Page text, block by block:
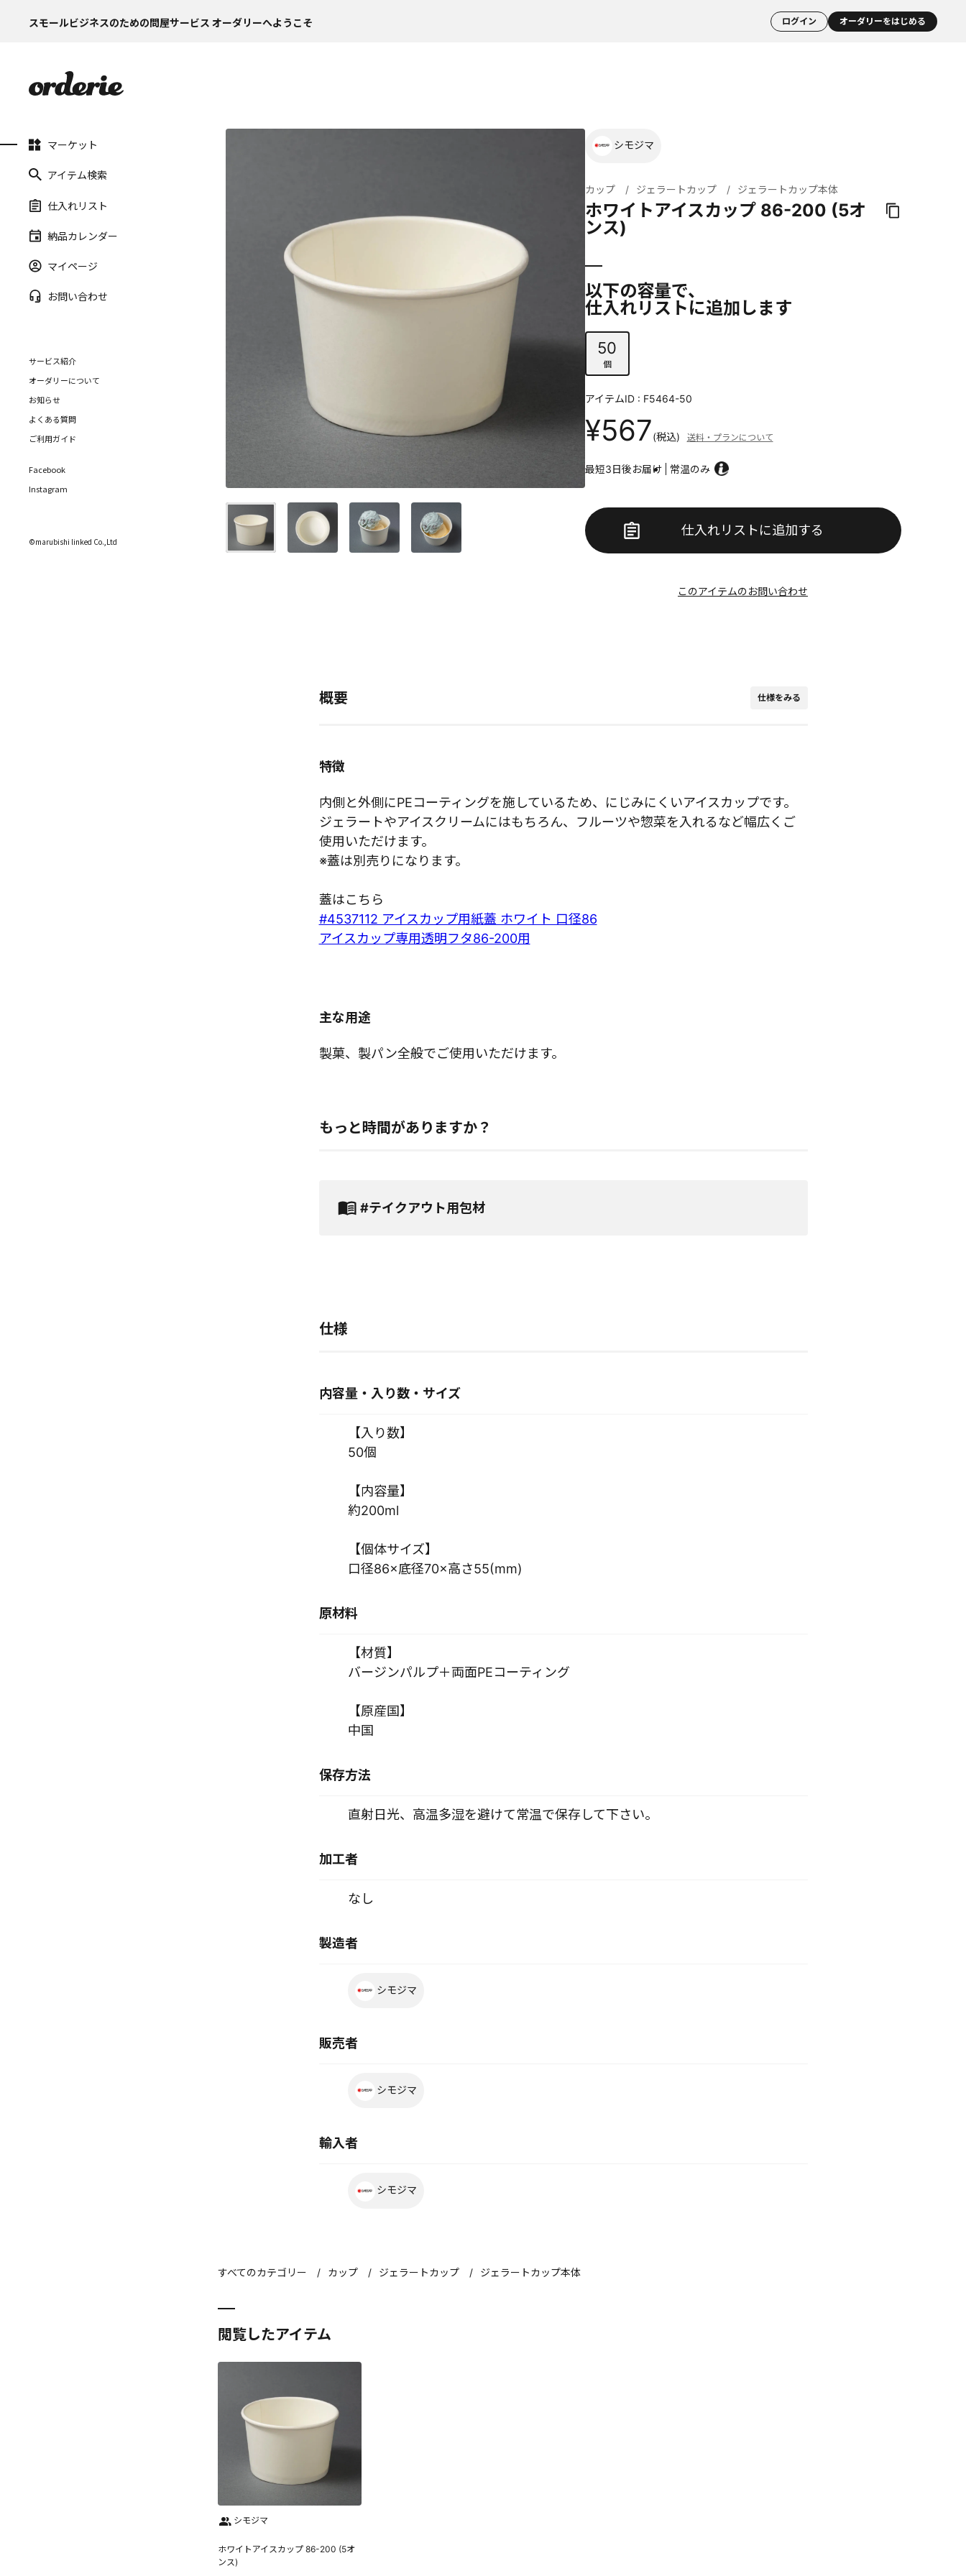
スモールビジネスのための問屋サービス オーダリーへようこそ ログイン オーダリーをはじめる
マーケット
アイテム検索
仕入れリスト
納品カレンダー
マイページ
お問い合わせ
サービス紹介
オーダリーについて
お知らせ
よくある質問
ご利用ガイド
Facebook
Instagram
©marubishi linked Co.,Ltd
シモジマ
カップ ジェラートカップ ジェラートカップ本体
ホワイトアイスカップ 86-200 (5オ
ンス)
以下の容量で、
仕入れリストに追加します
50
個
アイテムID : F5464-50
¥567(税込) 送料・プランについて
最短3日後お届け 常温のみ
仕入れリストに追加する
このアイテムのお問い合わせ
概要 仕様をみる
特徴
内側と外側にPEコーティングを施しているため、にじみにくいアイスカップです。
ジェラートやアイスクリームにはもちろん、フルーツや惣菜を入れるなど幅広くご
使用いただけます。
※蓋は別売りになります。
蓋はこちら
#4537112 アイスカップ用紙蓋 ホワイト 口径86
アイスカップ専用透明フタ86-200用
主な用途
製菓、製パン全般でご使用いただけます。
もっと時間がありますか？
#テイクアウト用包材
仕様
内容量・入り数・サイズ
【入り数】
50個
【内容量】
約200ml
【個体サイズ】
口径86×底径70×高さ55(mm)
原材料
【材質】
バージンパルプ＋両面PEコーティング
【原産国】
中国
保存方法
直射日光、高温多湿を避けて常温で保存して下さい。
加工者
なし
製造者
シモジマ
販売者
シモジマ
輸入者
シモジマ
すべてのカテゴリー カップ ジェラートカップ ジェラートカップ本体
閲覧したアイテム
シモジマ
ホワイトアイスカップ 86-200 (5オ
ンス)